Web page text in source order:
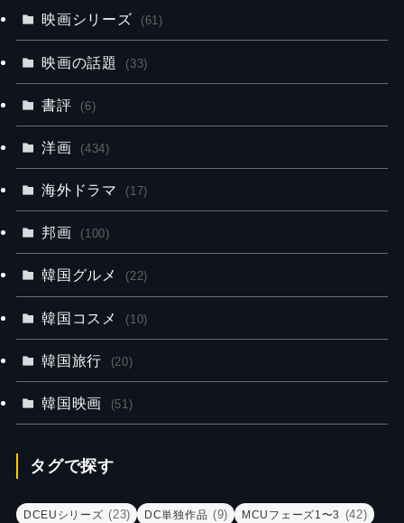
映画シリーズ (61)
映画の話題 (33)
書評 (6)
洋画 (434)
海外ドラマ (17)
邦画 (100)
韓国グルメ (22)
韓国コスメ (10)
韓国旅行 (20)
韓国映画 (51)
タグで探す
DCEUシリーズ (23) DC単独作品 (9) MCUフェーズ1〜3 (42)